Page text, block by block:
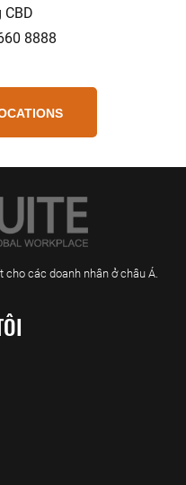
CBD
8888
các doanh nhân ở châu Á.